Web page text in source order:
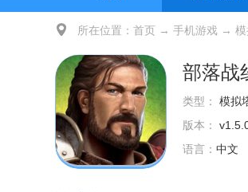
所在位置： 首页 → 手机游戏 →
部落战
类型： 模拟
版本：
语言： 中文